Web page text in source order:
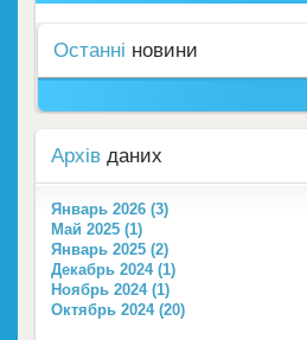
Останні новини
Архів даних
Январь 2026 (3)
Май 2025 (1)
Январь 2025 (2)
Декабрь 2024 (1)
Ноябрь 2024 (1)
Октябрь 2024 (20)